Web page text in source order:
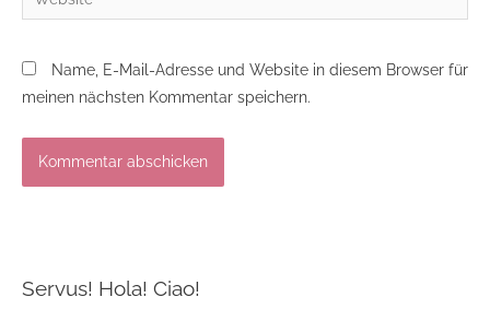
Name, E-Mail-Adresse und Website in diesem Browser für
meinen nächsten Kommentar speichern.
Servus! Hola! Ciao!